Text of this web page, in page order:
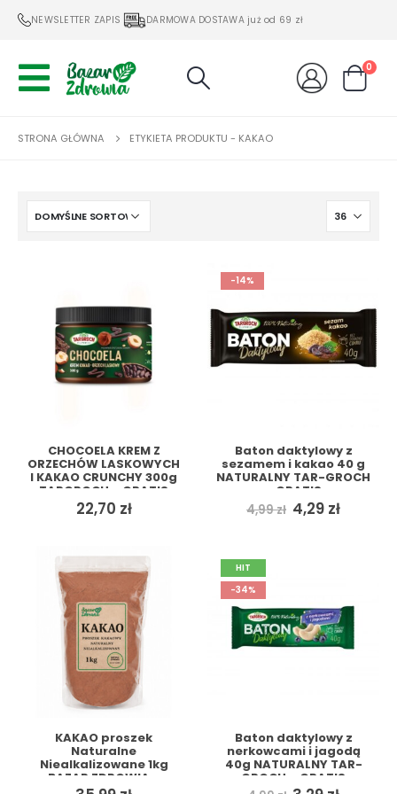
NEWSLETTER ZAPIS DARMOWA DOSTAWA już od 69 zł
0
STRONA GŁÓWNA ETYKIETA PRODUKTU - KAKAO
CHOCOELA KREM Z
ORZECHÓW LASKOWYCH
I KAKAO CRUNCHY 300g
TARGROCH + GRATIS
22,70 zł
-14%
Baton daktylowy z
sezamem i kakao 40 g
NATURALNY TAR-GROCH
+ GRATIS
4,99zł Pierwotna
cena
4,29 zł
KAKAO proszek
Naturalne
Niealkalizowane 1kg
BAZAR ZDROWIA +
GRATIS
HIT
-34%
Baton daktylowy z
nerkowcami i jagodą
40g NATURALNY TAR-
GROCH + GRATIS